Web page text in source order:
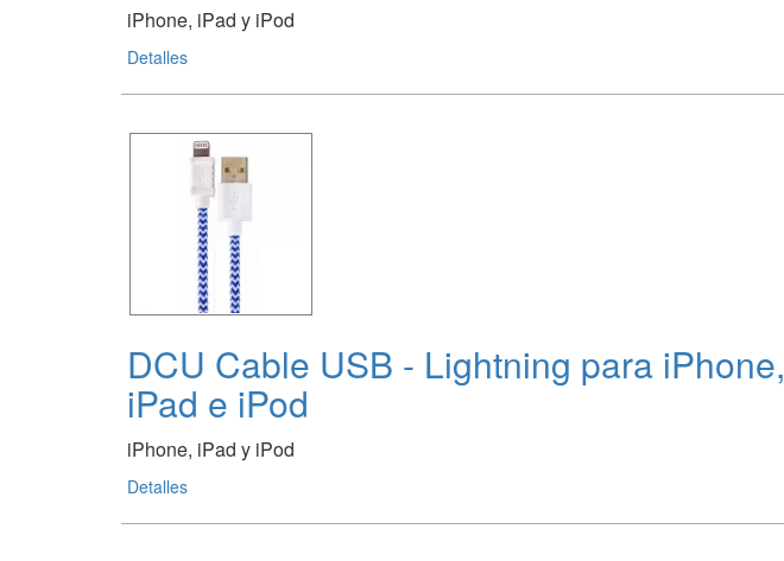
iPhone, iPad y iPod
Detalles
DCU Cable USB - Lightning para iPhone,
iPad e iPod
iPhone, iPad y iPod
Detalles